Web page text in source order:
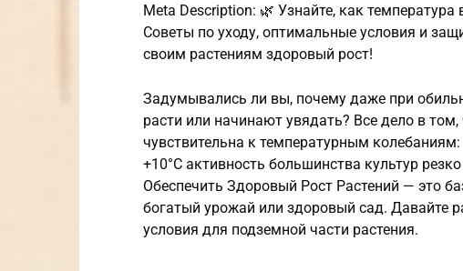
Meta Description: 🌿 Узнайте, как
Советы по уходу, оптимальные условия и
своим растениям здоровый рост!
Задумывались ли вы, почему даже при
расти или начинают увядать? Все дело в
чувствительна к температурным
+10°C активность большинства культур
Обеспечить Здоровый Рост Растений — это
богатый урожай или здоровый сад. Давайте
условия для подземной части растения.